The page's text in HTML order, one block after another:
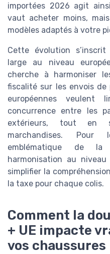
importées 2026 agit
vaut acheter moins,
modèles adaptés à votre
Cette évolution
large au niveau
cherche à harmoniser
fiscalité sur les envois
européennes veulent
concurrence entre les
extérieurs, tout en
marchandises. Pour
emblématique de
harmonisation au
simplifier la
la taxe pour chaque colis.
Comment la
+ UE impacte
vos chaussures